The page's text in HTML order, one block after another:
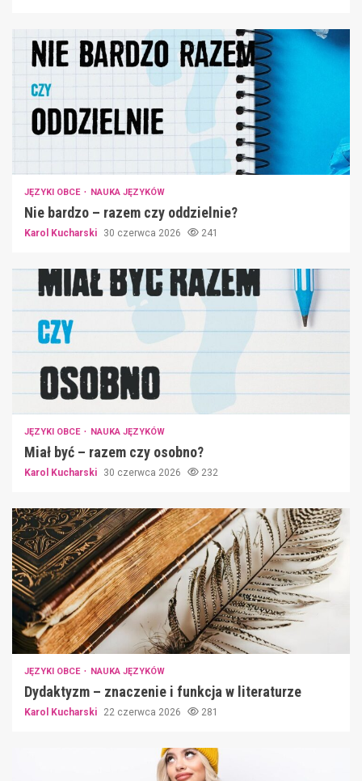
JĘZYKI OBCE NAUKA JĘZYKÓW
Nie bardzo – razem czy oddzielnie?
Karol Kucharski 30 czerwca 2026 241
JĘZYKI OBCE NAUKA JĘZYKÓW
Miał być – razem czy osobno?
Karol Kucharski 30 czerwca 2026 232
JĘZYKI OBCE NAUKA JĘZYKÓW
Dydaktyzm – znaczenie i funkcja w literaturze
Karol Kucharski 22 czerwca 2026 281